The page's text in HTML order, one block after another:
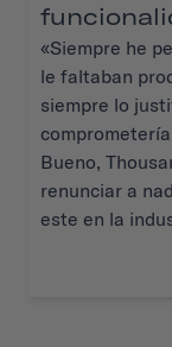
«Siempre he
le faltaban
siempre lo
Bueno,
renunciar a
este en la